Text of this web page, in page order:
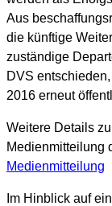
Aus
die künftige
zuständige
DVS
2016 erneut
Weitere Details
Medienmitteilung
Medienmitteilung
Im Hinblick auf